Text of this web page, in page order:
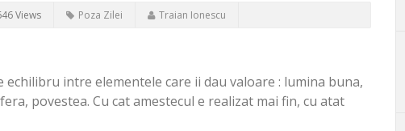
Views Poza Zilei Traian Ionescu
intre elementele care ii dau valoare : lumina buna,
povestea. Cu cat amestecul e realizat mai fin, cu atat